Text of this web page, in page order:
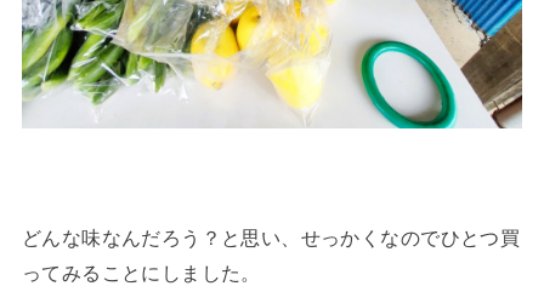
どんな味なんだろう？と思い、せっかくなのでひとつ買
ってみることにしました。